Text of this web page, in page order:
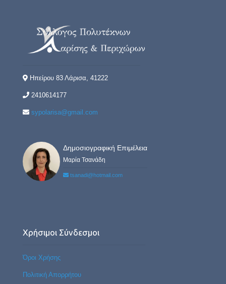
Ηπείρου 83 Λάρισα, 41222
2410614177
sypolarisa@gmail.com
Δημοσιογραφική Επιμέλεια
Μαρία Τσανάδη
tsanadi@hotmail.com
Χρήσιμοι Σύνδεσμοι
Όροι Χρήσης
Πολιτική Απορρήτου